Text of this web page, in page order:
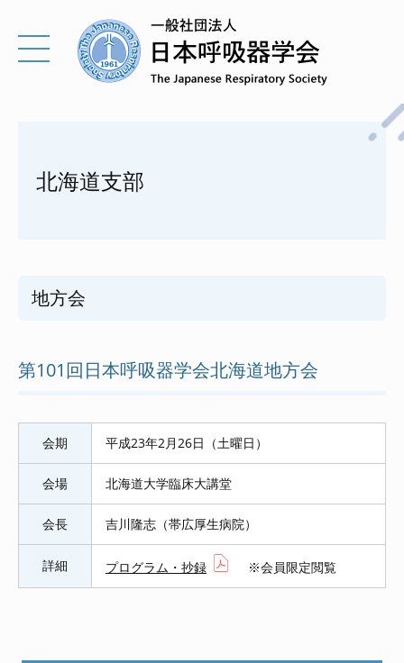
北海道支部
地方会
第101回日本呼吸器学会北海道地方会
会期 平成23年2月26日（土曜日）
会場 北海道大学臨床大講堂
会長 吉川隆志（帯広厚生病院）
詳細 プログラム・抄録 ※会員限定閲覧